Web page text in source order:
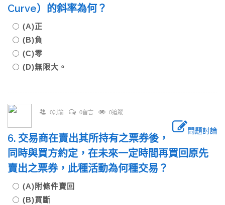
Curve）的斜率為何？
(A)正
(B)負
(C)零
(D)無限大。
0討論 0留言 0追蹤
問題討論
6. 交易商在賣出其所持有之票券後，
同時與買方約定，在未來一定時間再買回原先
賣出之票券，此種活動為何種交易？
(A)附條件賣回
(B)買斷